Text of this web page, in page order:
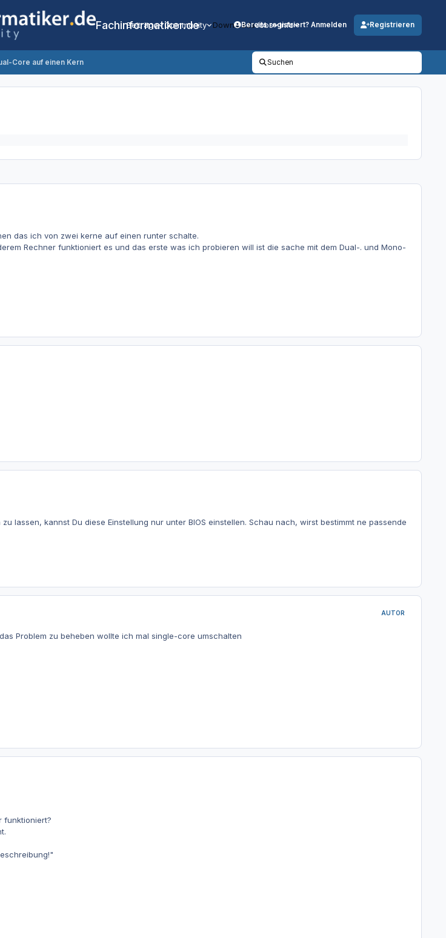
Fachinformatiker.de
Beiträge Community DownloadsJobs Info
Bereits registriert? Anmelden Registrieren
Core auf einen Kern Suchen
das ich von zwei kerne auf einen runter schalte.
Rechner funktioniert es und das erste was ich probieren will ist die sache mit dem Dual-. und Mono-
lassen, kannst Du diese Einstellung nur unter BIOS einstellen. Schau nach, wirst bestimmt ne passende
AUTOR
Problem zu beheben wollte ich mal single-core umschalten
funktioniert?